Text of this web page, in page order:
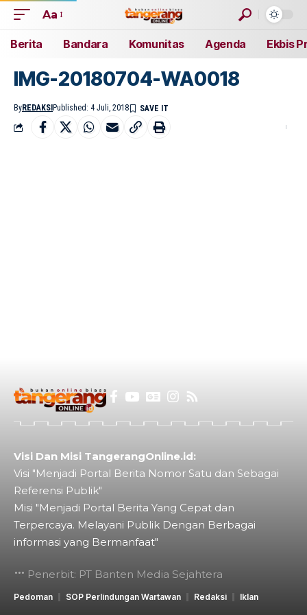
Aa
Berita Bandara Komunitas Agenda Ekbis
IMG-20180704-WA0018
ByREDAKSI Published: 4 Juli, 2018
Visi Dan Misi TangerangOnline.id:
Visi "Menjadi Portal Berita Nomor Satu dan Sebagai
Referensi Publik"
Misi "Menjadi Portal Berita Yang Cepat dan
Terpercaya. Melayani Publik Dengan Berbagai
informasi yang Bermanfaat"
Penerbit: PT Banten Media Sejahtera
Pedoman SOP Perlindungan Wartawan Redaksi Iklan